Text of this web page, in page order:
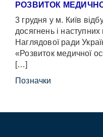
РОЗВИТОК
3 грудня у м. Київ
досягнень і
Наглядової ради
«Розвиток медичної
[…]
Позначки